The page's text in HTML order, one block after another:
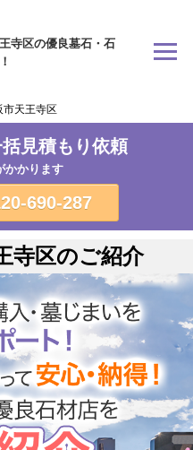
寺区の優良墓石・石
市天王寺区
見積もり依頼
かかります
690-287
寺区のご紹介